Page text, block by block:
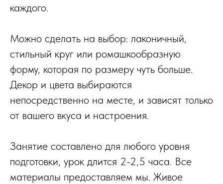
каждого.
Можно сделать на выбор: лаконичный,
стильный круг или ромашкообразную
форму, которая по размеру чуть больше.
Декор и цвета выбираются
непосредственно на месте, и зависят только
от вашего вкуса и настроения.
Занятие составлено для любого уровня
подготовки, урок длится 2-2,5 часа. Все
материалы предоставляем мы. Живое